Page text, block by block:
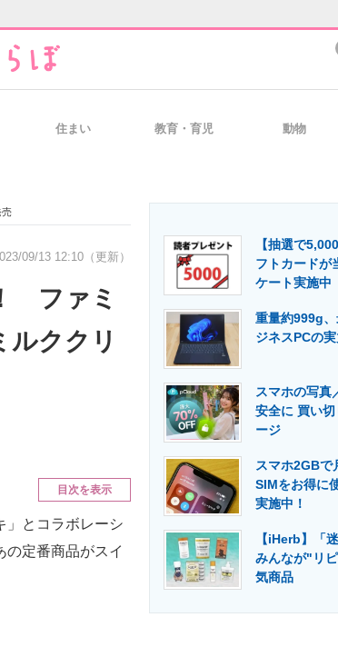
経営リーダーのコミュニティ マーケ×IT
例 製造業のIT導入・活用を支援
エネルギーの専門メディア 建設×テク
住まい 教育・育児 動物
売
09/13 12:10（更新）
ファミ
ルククリ
目次を表示
」とコラボレーシ
の定番商品がスイ
【抽選で
フトカードが
ケート実施中
重量約999g
ジネスPCの実
スマホの写真
安全に 買い
ージ
スマホ2GBで
SIMをお得に
実施中！
【iHerb】「
みんなが"リ
気商品